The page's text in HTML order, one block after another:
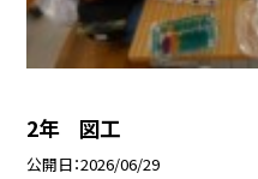
2年 図工
公開日 2026/06/29